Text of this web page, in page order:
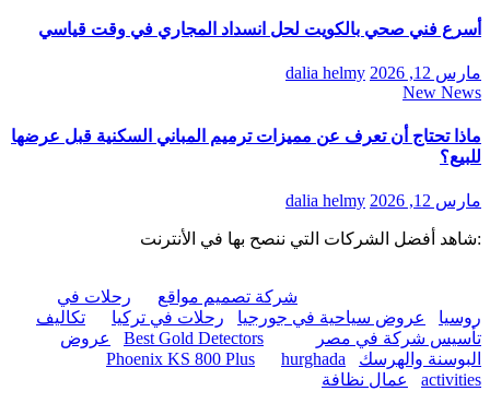
أسرع فني صحي بالكويت لحل انسداد المجاري في وقت قياسي
مارس 12, 2026
dalia helmy
New News
ماذا تحتاج أن تعرف عن مميزات ترميم المباني السكنية قبل عرضها
للبيع؟
مارس 12, 2026 dalia helmy
:شاهد أفضل الشركات التي ننصح بها في الأنترنت
شركة تصميم مواقع
رحلات في
روسيا
عروض سياحية في جورجيا رحلات في تركيا
تكاليف
تأسيس شركة في مصر
Best Gold Detectors
عروض
البوسنة والهرسك
Phoenix KS 800 Plus
hurghada
activities
عمال نظافة